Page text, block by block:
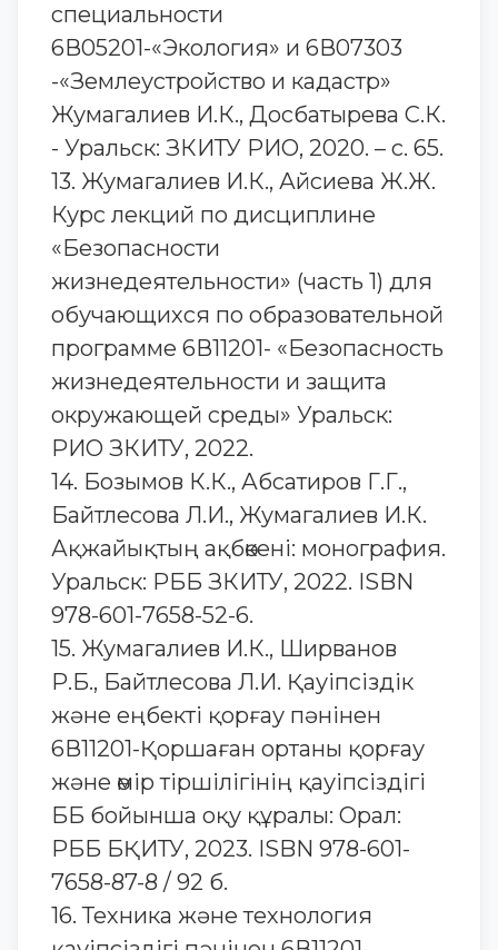
специальности
6В05201-«Экология» и 6В07303
-«Землеустройство и кадастр»
Жумагалиев И.К., Досбатырева С.К.
- Уральск: ЗКИТУ РИО, 2020. – с. 65.
13. Жумагалиев И.К., Айсиева Ж.Ж.
Курс лекций по дисциплине
«Безопасности
жизнедеятельности» (часть 1) для
обучающихся по образовательной
программе 6В11201- «Безопасность
жизнедеятельности и защита
окружающей среды» Уральск:
РИО ЗКИТУ, 2022.
14. Бозымов К.К., Абсатиров Г.Г.,
Байтлесова Л.И., Жумагалиев И.К.
Ақжайықтың ақбөкені: монография.
Уральск: РББ ЗКИТУ, 2022. ISBN
978-601-7658-52-6.
15. Жумагалиев И.К., Ширванов
Р.Б., Байтлесова Л.И. Қауіпсіздік
және еңбекті қорғау пәнінен
6В11201-Қоршаған ортаны қорғау
және өмір тіршілігінің қауіпсіздігі
ББ бойынша оқу құралы: Орал:
РББ БҚИТУ, 2023. ISBN 978-601-
7658-87-8 / 92 б.
16. Техника және технология